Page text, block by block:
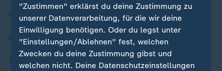
Aktuelle Sendungs-Videos
ZDFheute Stories
Themen im Überblick
"Zustimmen" erklärst du deine Zustimmung zu
unserer Datenverarbeitung, für die wir deine
Einwilligung benötigen. Oder du legst unter
"Einstellungen/Ablehnen" fest, welchen
Zwecken du deine Zustimmung gibst und
welchen nicht. Deine Datenschutzeinstellungen